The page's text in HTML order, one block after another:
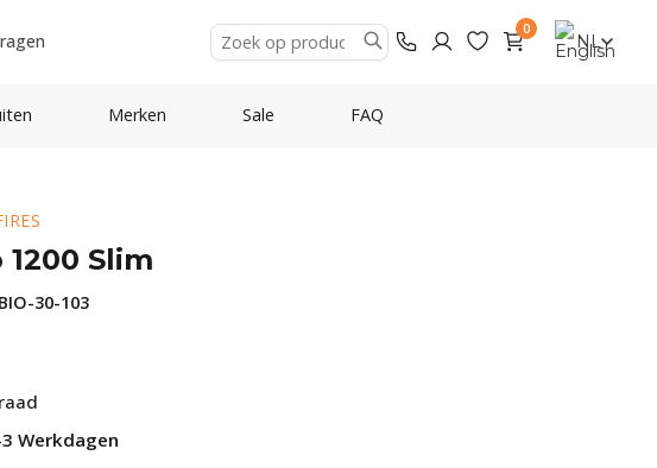
0
NL
Merken Sale FAQ
1200 Slim
BIO-30-103
Werkdagen